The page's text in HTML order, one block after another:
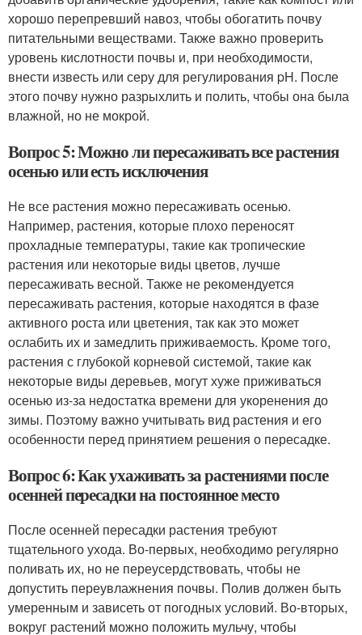
хорошо перепревший навоз, чтобы обогатить почву
питательными веществами. Также важно проверить
уровень кислотности почвы и, при необходимости,
внести известь или серу для регулирования pH. После
этого почву нужно разрыхлить и полить, чтобы она была
влажной, но не мокрой.
Вопрос 5: Можно ли пересаживать все растения
осенью или есть исключения
Не все растения можно пересаживать осенью.
Например, растения, которые плохо переносят
прохладные температуры, такие как тропические
растения или некоторые виды цветов, лучше
пересаживать весной. Также не рекомендуется
пересаживать растения, которые находятся в фазе
активного роста или цветения, так как это может
ослабить их и замедлить приживаемость. Кроме того,
растения с глубокой корневой системой, такие как
некоторые виды деревьев, могут хуже приживаться
осенью из-за недостатка времени для укоренения до
зимы. Поэтому важно учитывать вид растения и его
особенности перед принятием решения о пересадке.
Вопрос 6: Как ухаживать за растениями после
осенней пересадки на постоянное место
После осенней пересадки растения требуют
тщательного ухода. Во-первых, необходимо регулярно
поливать их, но не переусердствовать, чтобы не
допустить переувлажнения почвы. Полив должен быть
умеренным и зависеть от погодных условий. Во-вторых,
вокруг растений можно положить мульчу, чтобы